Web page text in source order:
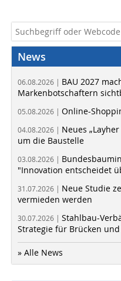
News
06.08.2026 | BAU 2027
Markenbotschaftern
05.08.2026 | Online-
04.08.2026 | Neues
um die Baustelle
03.08.2026 |
"Innovation entscheidet
31.07.2026 | Neue Studie
vermieden werden
30.07.2026 | Stahlbau-
Strategie für Brücken
» Alle News